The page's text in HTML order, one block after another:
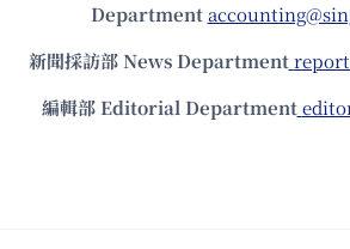
Department
新聞採訪部 News Department
編輯部 Editorial Department